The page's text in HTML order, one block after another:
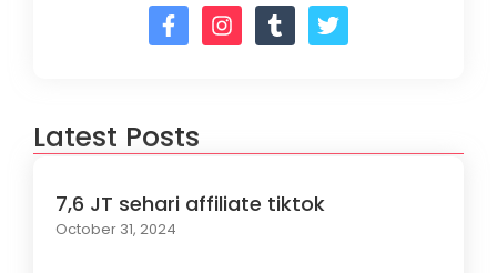
Latest Posts
7,6 JT sehari affiliate tiktok
October 31, 2024